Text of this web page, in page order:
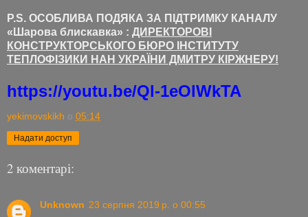
P.S. ОСОБЛИВА ПОДЯКА ЗА ПІДТРИМКУ КАНАЛУ
«Шарова блискавка» : ДИРЕКТОРОВІ
КОНСТРУКТОРСЬКОГО БЮРО ІНСТИТУТУ
ТЕПЛОФІЗИКИ НАН УКРАЇНИ ДМИТРУ КІРЖНЕРУ!
https://youtu.be/Ql-1eOlWkTA
yekimovskikh о 05:14
Надати доступ
2 коментарі:
Unknown 23 серпня 2019 р. о 00:55